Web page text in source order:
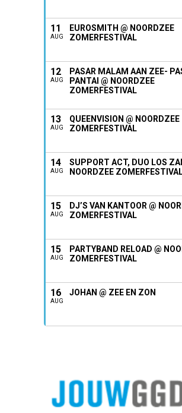
11
AUG
EUROSMITH @ NOORDZEE
ZOMERFESTIVAL
12
AUG
PASAR MALAM AAN ZEE-
PANTAI @ NOORDZEE
ZOMERFESTIVAL
13
AUG
QUEENVISION @ NOORDZEE
ZOMERFESTIVAL
14
AUG
SUPPORT ACT, DUO LOS
NOORDZEE
15
AUG
DJ’S VAN KANTOOR @
ZOMERFESTIVAL
15
AUG
PARTYBAND RELOAD @
ZOMERFESTIVAL
16
AUG
JOHAN @ ZEE EN ZON